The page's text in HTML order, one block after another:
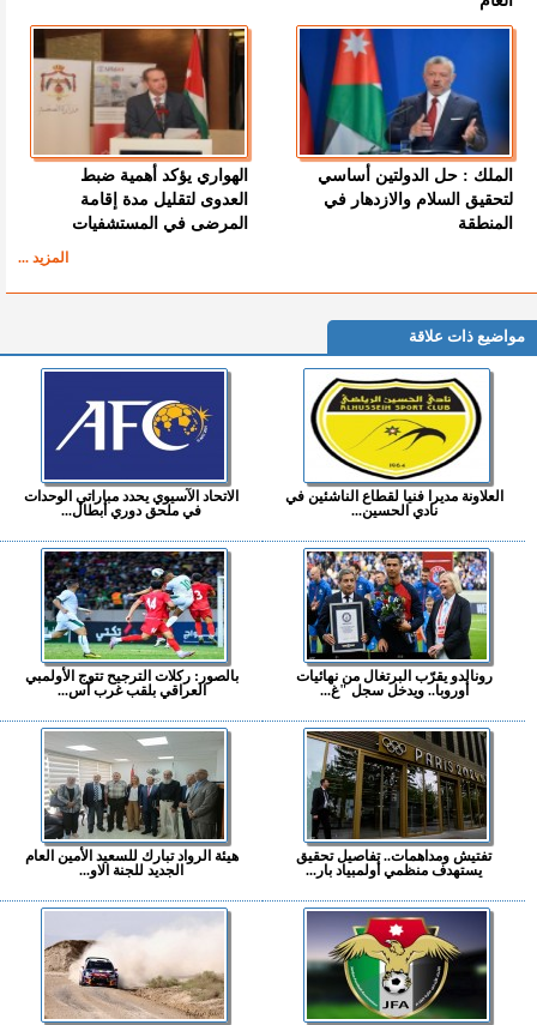
الملك : حل الدولتين أساسي
لتحقيق السلام والازدهار في
المنطقة
الهواري يؤكد أهمية ضبط
العدوى لتقليل مدة إقامة
المرضى في المستشفيات
المزيد ...
مواضيع ذات علاقة
العلاونة مديرا فنيا لقطاع الناشئين في
نادي الحسين...
الاتحاد الآسيوي يحدد مباراتي الوحدات
في ملحق دوري أبطال...
رونالدو يقرّب البرتغال من نهائيات
أوروبا.. ويدخل سجل "غ...
بالصور: ركلات الترجيح تتوج الأولمبي
العراقي بلقب غرب آس...
تفتيش ومداهمات.. تفاصيل تحقيق
يستهدف منظمي أولمبياد بار...
هيئة الرواد تبارك للسعيد الأمين العام
الجديد للجنة الاو...